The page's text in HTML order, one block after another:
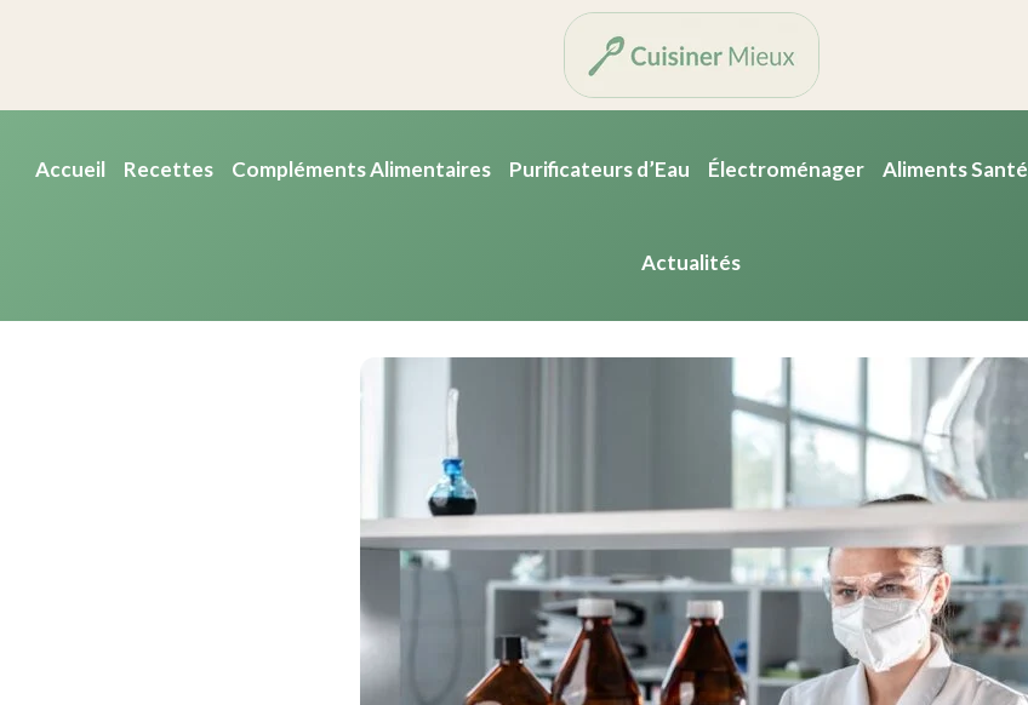
Accueil Recettes Compléments Alimentaires Purificateurs d’Eau Électroménager Aliments Santé
Actualités